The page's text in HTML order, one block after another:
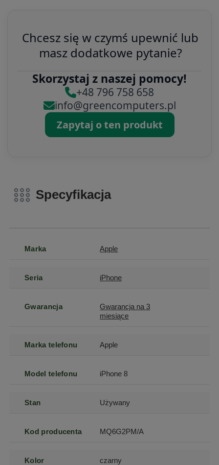
Chcesz się w czymś upewnić lub
masz dodatkowe pytanie?
Skorzystaj z naszej pomocy!
+48 796 758 658
info@greencomputers.pl
Zapytaj o ten produkt
Specyfikacja
Marka Apple
Seria iPhone
Gwarancja
Gwarancja na 3
miesiące
Marka telefonu Apple
Model telefonu iPhone 8
Stan Używany
Kod producenta MQ6G2PM/A
Kolor czarny